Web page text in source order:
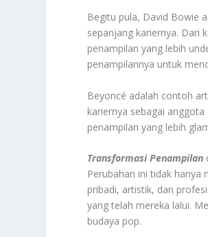
Begitu pula, David Bowie
sepanjang kariernya. Dari
penampilan yang lebih
penampilannya untuk
Beyoncé adalah contoh
kariernya sebagai anggota
penampilan yang lebih
Transformasi Penampilan
Perubahan ini tidak
pribadi, artistik, dan
yang telah mereka lalui.
budaya pop.